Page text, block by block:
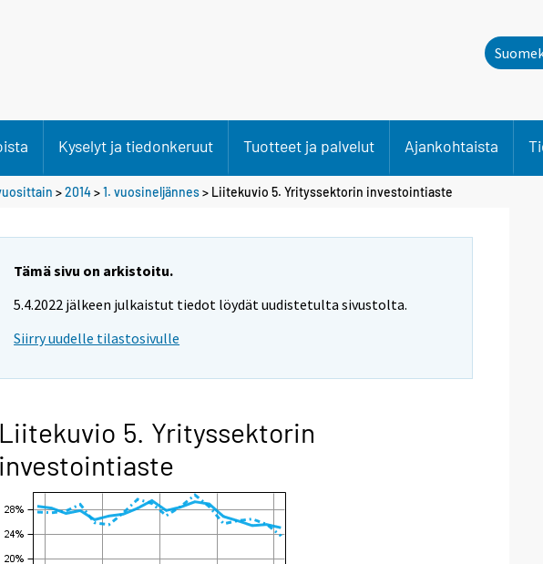
Kyselyt ja tiedonkeruut Tuotteet ja palvelut Ajankohtaista
>2014>1. vuosineljännes> Liitekuvio 5. Yrityssektorin investointiaste
Tämä sivu on arkistoitu.
5.4.2022 jälkeen julkaistut tiedot löydät uudistetulta sivustolta.
Siirry uudelle tilastosivulle
Liitekuvio 5. Yrityssektorin
investointiaste